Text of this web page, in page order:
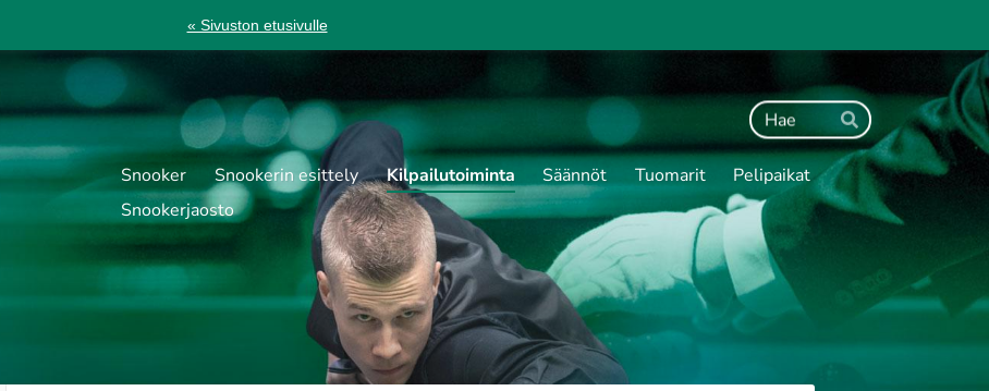
« Sivuston etusivulle
Haku
Hae
Snooker Snookerin esittely Kilpailutoiminta Säännöt Tuomarit
Pelipaikat
Snookerjaosto